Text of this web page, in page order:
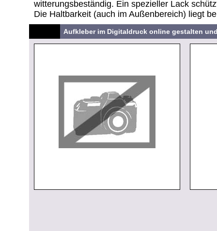
witterungsbeständig. Ein spezieller Lack
Die Haltbarkeit (auch im Außenbereich) liegt
Aufkleber im Digitaldruck online gestalten